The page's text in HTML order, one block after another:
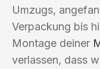
Umzugs,
Verpackung bis
Montage deiner
verlassen, dass